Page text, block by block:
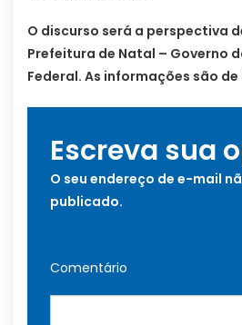
O discurso será a perspectiva
Prefeitura de Natal – Governo
Federal. As informações são
Escreva sua
O seu endereço de e-mail
publicado.
Comentário